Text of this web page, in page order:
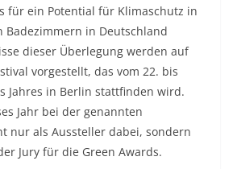
für ein Potential für Klimaschutz in
in Deutschland
dieser Überlegung werden auf
vorgestellt, das vom 22. bis
Jahres in Berlin stattfinden wird.
Jahr bei der genannten
nur als Aussteller dabei, sondern
Jury für die Green Awards.